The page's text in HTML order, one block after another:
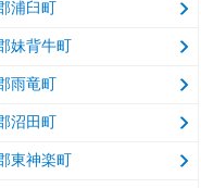
浦臼町
妹背牛町
雨竜町
沼田町
東神楽町